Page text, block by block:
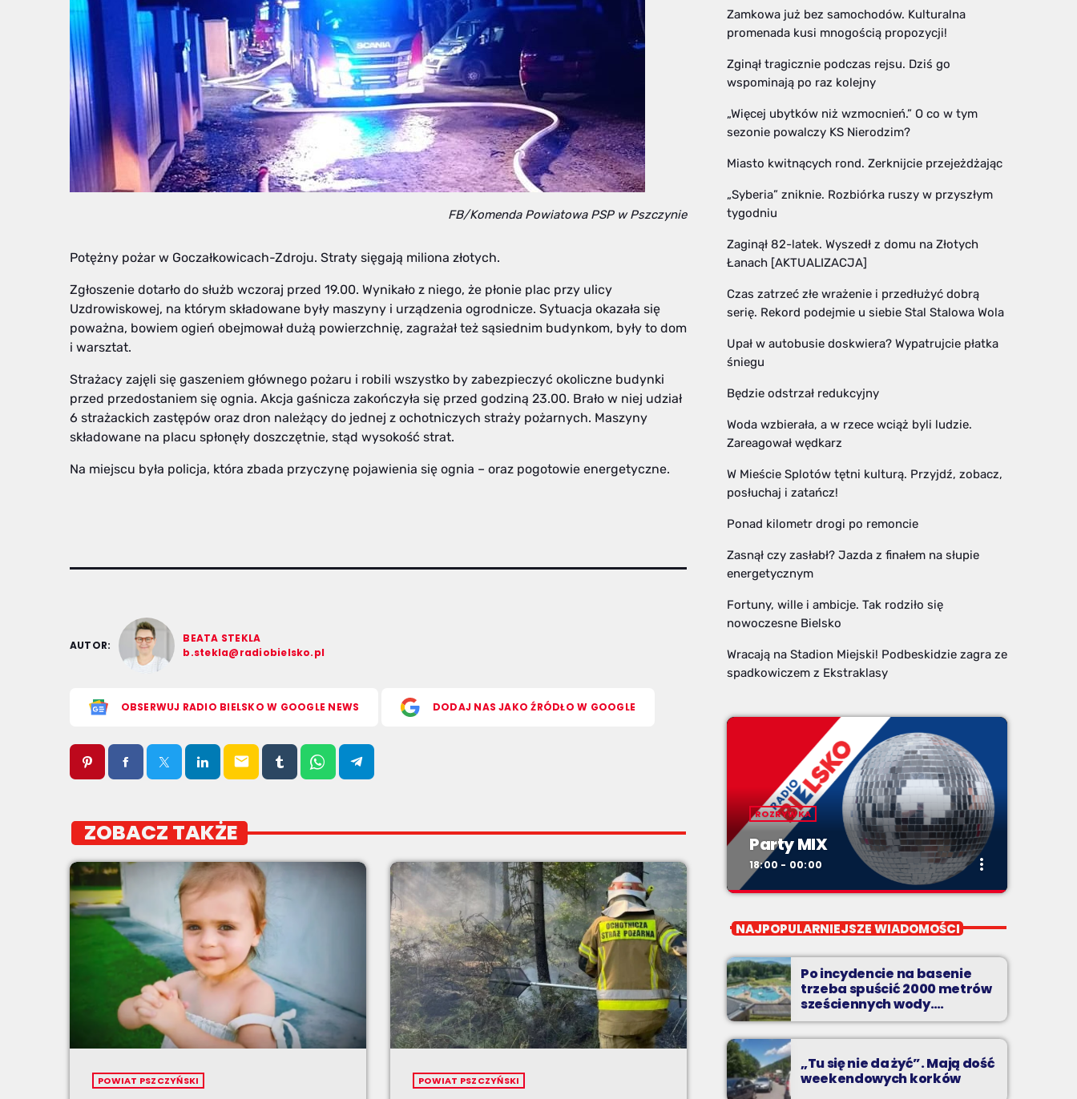
FB/Komenda Powiatowa PSP w Pszczynie
Potężny pożar w Goczałkowicach-Zdroju. Straty sięgają miliona złotych.
Zgłoszenie dotarło do służb wczoraj przed 19.00. Wynikało z niego, że płonie plac przy ulicy
Uzdrowiskowej, na którym składowane były maszyny i urządzenia ogrodnicze. Sytuacja okazała się
poważna, bowiem ogień obejmował dużą powierzchnię, zagrażał też sąsiednim budynkom, były to dom
i warsztat.
Strażacy zajęli się gaszeniem głównego pożaru i robili wszystko by zabezpieczyć okoliczne budynki
przed przedostaniem się ognia. Akcja gaśnicza zakończyła się przed godziną 23.00. Brało w niej udział
6 strażackich zastępów oraz dron należący do jednej z ochotniczych straży pożarnych. Maszyny
składowane na placu spłonęły doszczętnie, stąd wysokość strat.
Na miejscu była policja, która zbada przyczynę pojawienia się ognia – oraz pogotowie energetyczne.
AUTOR:
BEATA STEKLA
b.stekla@radiobielsko.pl
OBSERWUJ RADIO BIELSKO W GOOGLE NEWS DODAJ NAS JAKO ŹRÓDŁO W GOOGLE
email
ZOBACZ TAKŻE
POWIAT PSZCZYŃSKI POWIAT PSZCZYŃSKI
Zamkowa już bez samochodów. Kulturalna
promenada kusi mnogością propozycji!
Zginął tragicznie podczas rejsu. Dziś go
wspominają po raz kolejny
„Więcej ubytków niż wzmocnień.” O co w tym
sezonie powalczy KS Nierodzim?
Miasto kwitnących rond. Zerknijcie przejeżdżając
„Syberia” zniknie. Rozbiórka ruszy w przyszłym
tygodniu
Zaginął 82-latek. Wyszedł z domu na Złotych
Łanach [AKTUALIZACJA]
Czas zatrzeć złe wrażenie i przedłużyć dobrą
serię. Rekord podejmie u siebie Stal Stalowa Wola
Upał w autobusie doskwiera? Wypatrujcie płatka
śniegu
Będzie odstrzał redukcyjny
Woda wzbierała, a w rzece wciąż byli ludzie.
Zareagował wędkarz
W Mieście Splotów tętni kulturą. Przyjdź, zobacz,
posłuchaj i zatańcz!
Ponad kilometr drogi po remoncie
Zasnął czy zasłabł? Jazda z finałem na słupie
energetycznym
Fortuny, wille i ambicje. Tak rodziło się
nowoczesne Bielsko
Wracają na Stadion Miejski! Podbeskidzie zagra ze
spadkowiczem z Ekstraklasy
ROZRYWKA
Party MIX
18:00 - 00:00 more_vert
Party MIX
Planujesz domową prywatkę? Chcesz
rozgrzać się przed sobotnią imprezą? Masz
ochotę pobawić się ze znajomymi przy
NAJPOPULARNIEJSZE WIADOMOŚCI
Po incydencie na basenie
trzeba spuścić 2000 metrów
sześciennych wody.
„Ogromne koszty i ogromna
praca”
„Tu się nie da żyć”. Mają dość
weekendowych korków